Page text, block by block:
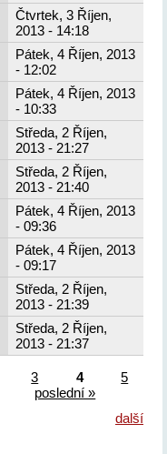
Čtvrtek, 3 Říjen,
2013 - 14:18
Pátek, 4 Říjen, 2013
- 12:02
Pátek, 4 Říjen, 2013
- 10:33
Středa, 2 Říjen,
2013 - 21:27
Středa, 2 Říjen,
2013 - 21:40
Pátek, 4 Říjen, 2013
- 09:36
Pátek, 4 Říjen, 2013
- 09:17
Středa, 2 Říjen,
2013 - 21:39
Středa, 2 Říjen,
2013 - 21:37
3 4
5
poslední »
další